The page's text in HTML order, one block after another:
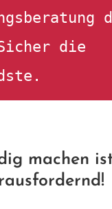
die
machen